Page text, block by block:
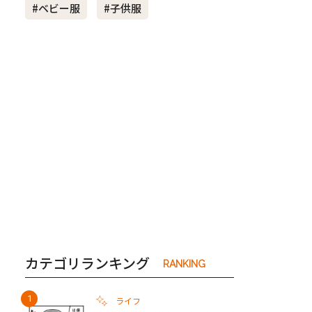
夫婦
#ベビー服
#子供服
カテゴリランキング RANKING
ライフ